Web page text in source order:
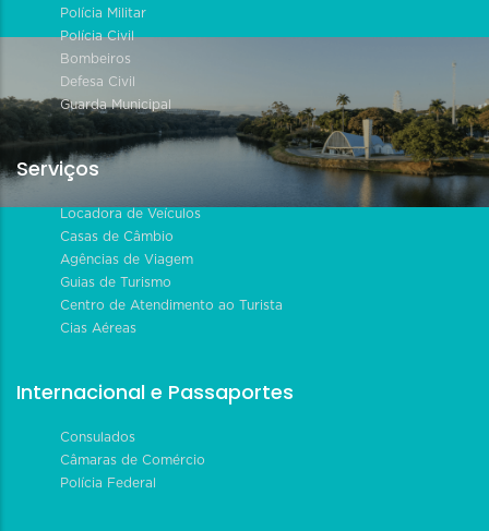
Polícia Militar
Polícia Civil
Bombeiros
Defesa Civil
Guarda Municipal
Serviços
Locadora de Veículos
Casas de Câmbio
Agências de Viagem
Guias de Turismo
Centro de Atendimento ao Turista
Cias Aéreas
Internacional e Passaportes
Consulados
Câmaras de Comércio
Polícia Federal